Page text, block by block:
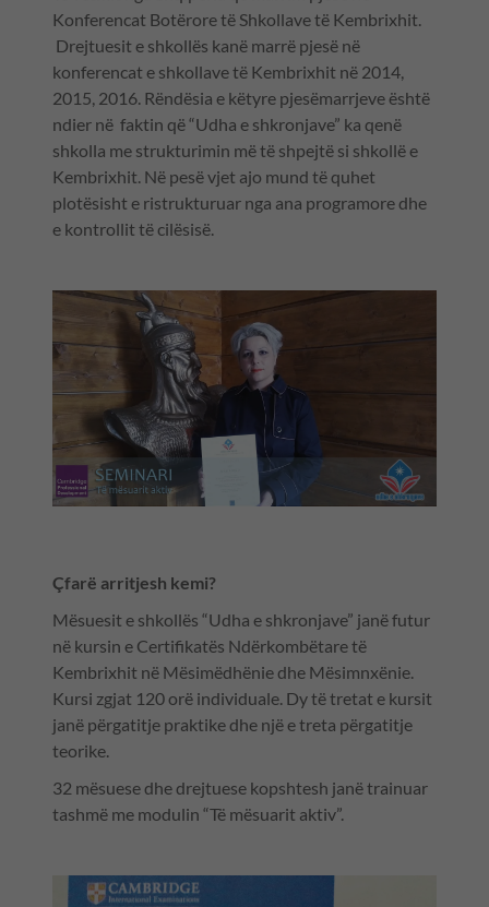
Konferencat Botërore të Shkollave të Kembrixhit.
Drejtuesit e shkollës kanë marrë pjesë në
konferencat e shkollave të Kembrixhit në 2014,
2015, 2016. Rëndësia e këtyre pjesëmarrjeve është
ndier në faktin që “Udha e shkronjave” ka qenë
shkolla me strukturimin më të shpejtë si shkollë e
Kembrixhit. Në pesë vjet ajo mund të quhet
plotësisht e ristrukturuar nga ana programore dhe
e kontrollit të cilësisë.
Çfarë arritjesh kemi?
Mësuesit e shkollës “Udha e shkronjave” janë futur
në kursin e Certifikatës Ndërkombëtare të
Kembrixhit në Mësimëdhënie dhe Mësimnxënie.
Kursi zgjat 120 orë individuale. Dy të tretat e kursit
janë përgatitje praktike dhe një e treta përgatitje
teorike.
32 mësuese dhe drejtuese kopshtesh janë trainuar
tashmë me modulin “Të mësuarit aktiv”.